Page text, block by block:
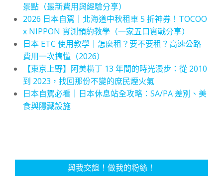
景點（最新費用與經驗分享）
2026 日本自駕｜北海道中秋租車 5 折神券！TOCOO
x NIPPON 實測預約教學（一家五口實戰分享）
日本 ETC 使用教學｜怎麼租？要不要租？高速公路
費用一次搞懂（2026）
【東京上野】阿美橫丁 13 年間的時光漫步：從 2010
到 2023，找回那份不變的庶民煙火氣
日本自駕必看｜日本休息站全攻略：SA/PA 差別、美
食與隱藏設施
與我交誼！做我的粉絲！